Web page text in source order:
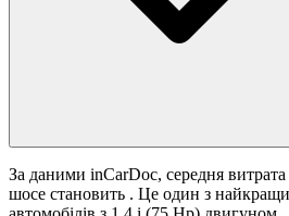
За даними inCarDoc, середня
шосе становить . Це один з